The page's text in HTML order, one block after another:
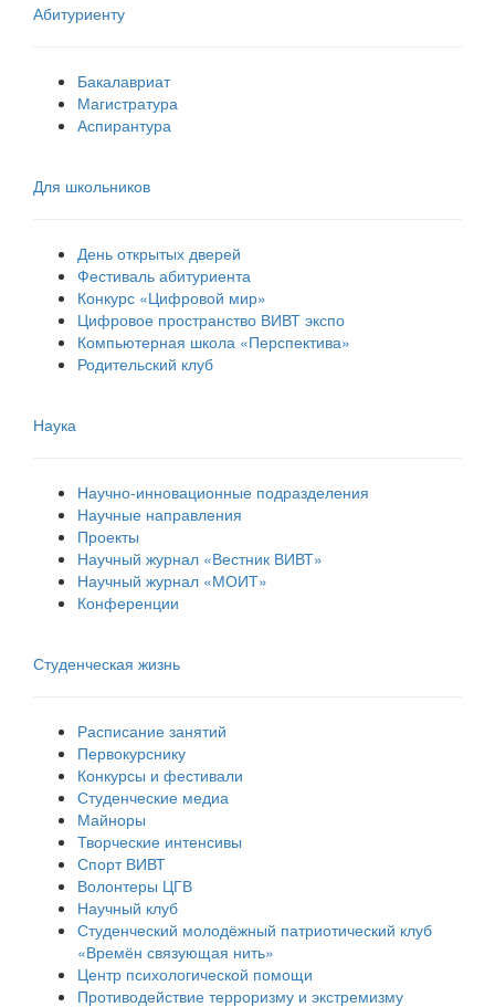
Абитуриенту
Бакалавриат
Магистратура
Аспирантура
Для школьников
День открытых дверей
Фестиваль абитуриента
Конкурс «Цифровой мир»
Цифровое пространство ВИВТ экспо
Компьютерная школа «Перспектива»
Родительский клуб
Наука
Научно-инновационные подразделения
Научные направления
Проекты
Научный журнал «Вестник ВИВТ»
Научный журнал «МОИТ»
Конференции
Студенческая жизнь
Расписание занятий
Первокурснику
Конкурсы и фестивали
Студенческие медиа
Майноры
Творческие интенсивы
Спорт ВИВТ
Волонтеры ЦГВ
Научный клуб
Студенческий молодёжный патриотический клуб
«Времён связующая нить»
Центр психологической помощи
Противодействие терроризму и экстремизму